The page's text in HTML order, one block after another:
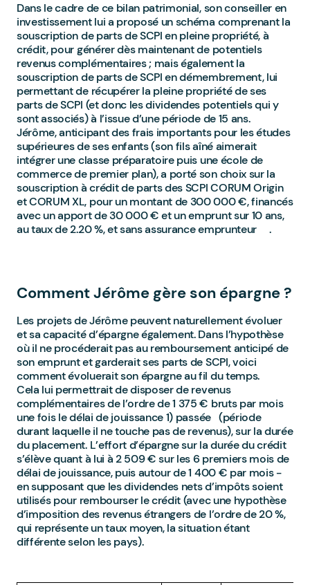
Dans le cadre de ce bilan patrimonial, son conseiller en
investissement lui a proposé un schéma comprenant la
souscription de parts de SCPI en pleine propriété, à
crédit, pour générer dès maintenant de potentiels
revenus complémentaires ; mais également la
souscription de parts de SCPI en démembrement, lui
permettant de récupérer la pleine propriété de ses
parts de SCPI (et donc les dividendes potentiels qui y
sont associés) à l’issue d’une période de 15 ans.
Jérôme, anticipant des frais importants pour les études
supérieures de ses enfants (son fils aîné aimerait
intégrer une classe préparatoire puis une école de
commerce de premier plan), a porté son choix sur la
souscription à crédit de parts des SCPI CORUM Origin
et CORUM XL, pour un montant de 300 000 €, financés
avec un apport de 30 000 € et un emprunt sur 10 ans,
au taux de 2.20 %, et sans assurance emprunteur .
Comment Jérôme gère son épargne ?
Les projets de Jérôme peuvent naturellement évoluer
et sa capacité d’épargne également. Dans l’hypothèse
où il ne procéderait pas au remboursement anticipé de
son emprunt et garderait ses parts de SCPI, voici
comment évoluerait son épargne au fil du temps.
Cela lui permettrait de disposer de revenus
complémentaires de l’ordre de 1 375 € bruts par mois
une fois le délai de jouissance 1) passée (période
durant laquelle il ne touche pas de revenus), sur la durée
du placement. L’effort d’épargne sur la durée du crédit
s’élève quant à lui à 2 509 € sur les 6 premiers mois de
délai de jouissance, puis autour de 1 400 € par mois -
en supposant que les dividendes nets d’impôts soient
utilisés pour rembourser le crédit (avec une hypothèse
d’imposition des revenus étrangers de l’ordre de 20 %,
qui représente un taux moyen, la situation étant
différente selon les pays).